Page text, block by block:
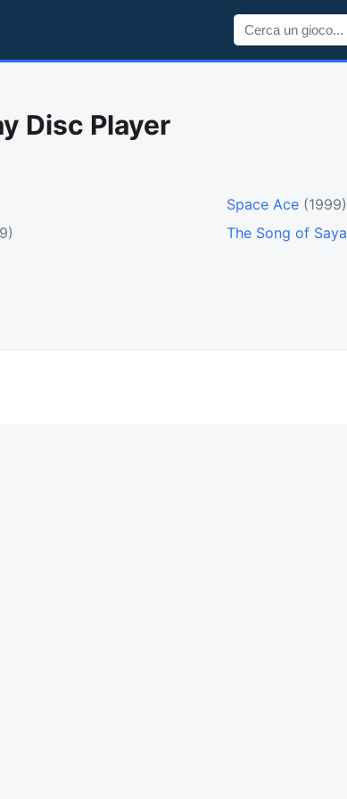
Disc Player
Space Ace (1999)
The Song of Saya